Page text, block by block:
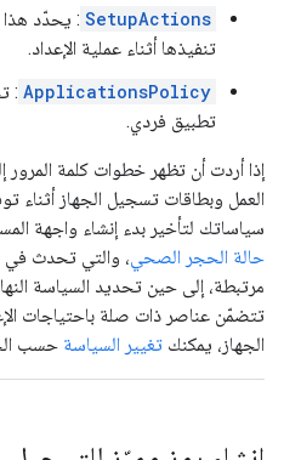
SetupActions : يحدّد هذا
تنفيذها أثناء عملية الإعداد.
ApplicationsPolicy
:
تطبيق فردي.
إذا أردت أن تظهر خطوات كلمة
العمل وبطاقات تسجيل الجهاز أثناء
سياساتك لتأخير بدء إنشاء واجهة
حالة الحجر الصحي، والتي تحدث
مرتبطة، إلى حين تحديد السياسة
تتضمّن عناصر ذات صلة باحتياجات
الجهاز، يمكنك تغيير السياسة حسب